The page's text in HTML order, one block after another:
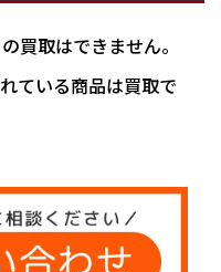
買取はできません。
ている商品は買取で